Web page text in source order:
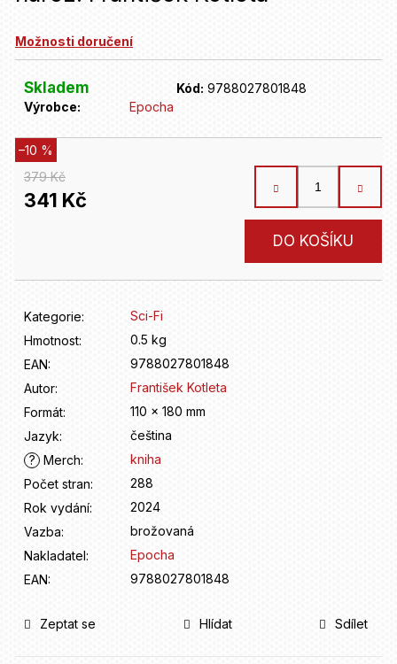
Možnosti doručení
Skladem Kód: 9788027801848
Výrobce:
Epocha
379 Kč
–10 %
341 Kč
DO KOŠÍKU
Kategorie:
Sci-Fi
Hmotnost:
0.5 kg
EAN:
9788027801848
Autor:
František Kotleta
Formát:
110 x 180 mm
Jazyk:
čeština
? Merch:
kniha
Počet stran:
288
Rok vydání:
2024
Vazba:
brožovaná
Nakladatel:
Epocha
EAN: 9788027801848
Zeptat se Hlídat Sdílet
í
?
D
r
č
u
e
e